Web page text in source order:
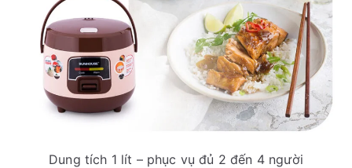
Dung tích 1 lít – phục vụ đủ 2 đến 4 người